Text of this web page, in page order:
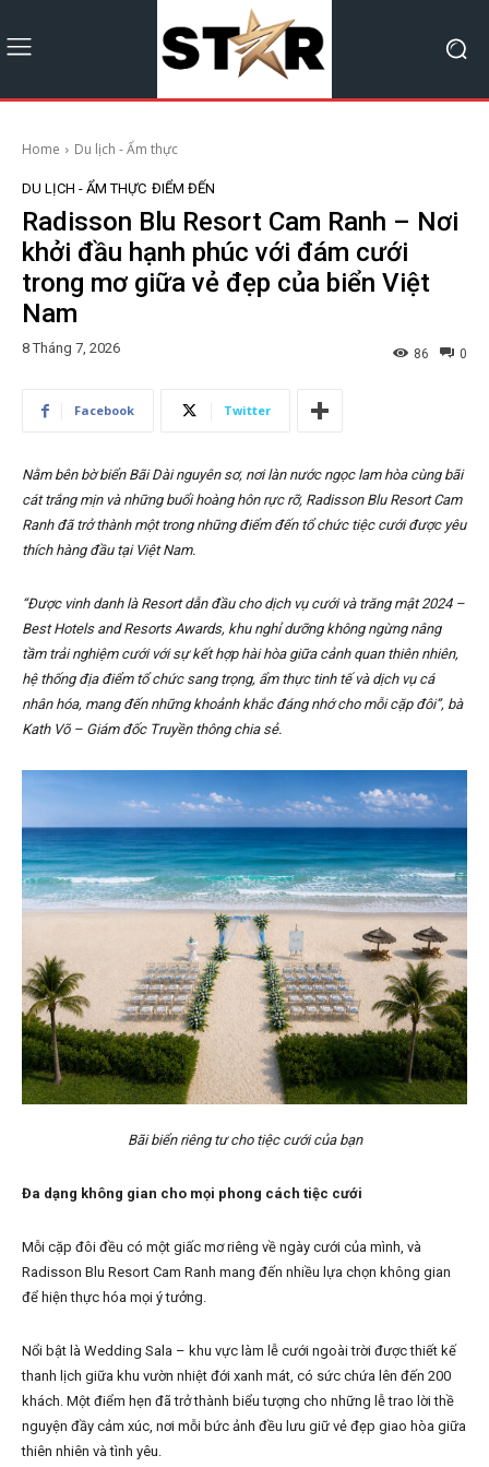
Home Du lịch - Ẩm thực
DU LỊCH - ẨM THỰC ĐIỂM ĐẾN
Radisson Blu Resort Cam Ranh – Nơi
khởi đầu hạnh phúc với đám cưới
trong mơ giữa vẻ đẹp của biển Việt
Nam
8 Tháng 7, 2026 0
86
Facebook Twitter
Nằm bên bờ biển Bãi Dài nguyên sơ, nơi làn nước ngọc lam hòa cùng bãi
cát trắng mịn và những buổi hoàng hôn rực rỡ, Radisson Blu Resort Cam
Ranh đã trở thành một trong những điểm đến tổ chức tiệc cưới được yêu
thích hàng đầu tại Việt Nam.
“Được vinh danh là Resort dẫn đầu cho dịch vụ cưới và trăng mật 2024 –
Best Hotels and Resorts Awards, khu nghỉ dưỡng không ngừng nâng
tầm trải nghiệm cưới với sự kết hợp hài hòa giữa cảnh quan thiên nhiên,
hệ thống địa điểm tổ chức sang trọng, ẩm thực tinh tế và dịch vụ cá
nhân hóa, mang đến những khoảnh khắc đáng nhớ cho mỗi cặp đôi”, bà
Kath Võ – Giám đốc Truyền thông chia sẻ.
Bãi biển riêng tư cho tiệc cưới của bạn
Đa dạng không gian cho mọi phong cách tiệc cưới
Mỗi cặp đôi đều có một giấc mơ riêng về ngày cưới của mình, và
Radisson Blu Resort Cam Ranh mang đến nhiều lựa chọn không gian
để hiện thực hóa mọi ý tưởng.
Nổi bật là Wedding Sala – khu vực làm lễ cưới ngoài trời được thiết kế
thanh lịch giữa khu vườn nhiệt đới xanh mát, có sức chứa lên đến 200
khách. Một điểm hẹn đã trở thành biểu tượng cho những lễ trao lời thề
nguyện đầy cảm xúc, nơi mỗi bức ảnh đều lưu giữ vẻ đẹp giao hòa giữa
thiên nhiên và tình yêu.